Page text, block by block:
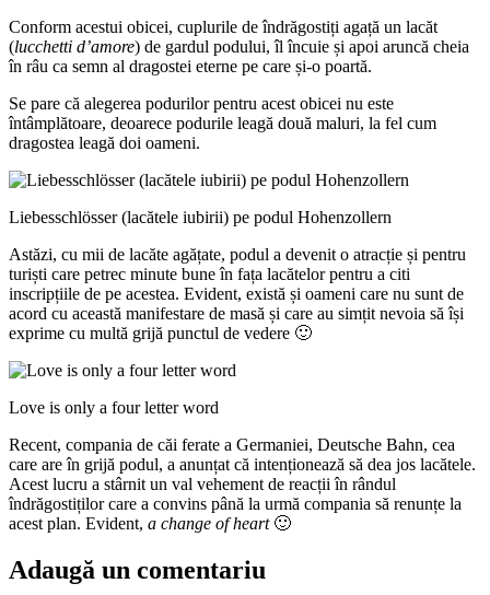
Conform acestui obicei, cuplurile de îndrăgostiți agață un lacăt
(lucchetti d’amore) de gardul podului, îl încuie și apoi aruncă cheia
în râu ca semn al dragostei eterne pe care și-o poartă.
Se pare că alegerea podurilor pentru acest obicei nu este
întâmplătoare, deoarece podurile leagă două maluri, la fel cum
dragostea leagă doi oameni.
Liebesschlösser (lacătele iubirii) pe podul Hohenzollern
Astăzi, cu mii de lacăte agățate, podul a devenit o atracție și pentru
turiști care petrec minute bune în fața lacătelor pentru a citi
inscripțiile de pe acestea. Evident, există și oameni care nu sunt de
acord cu această manifestare de masă și care au simțit nevoia să își
exprime cu multă grijă punctul de vedere 🙂
Love is only a four letter word
Recent, compania de căi ferate a Germaniei, Deutsche Bahn, cea
care are în grijă podul, a anunțat că intenționează să dea jos lacătele.
Acest lucru a stârnit un val vehement de reacții în rândul
îndrăgostiților care a convins până la urmă compania să renunțe la
acest plan. Evident, a change of heart🙂
Adaugă un comentariu